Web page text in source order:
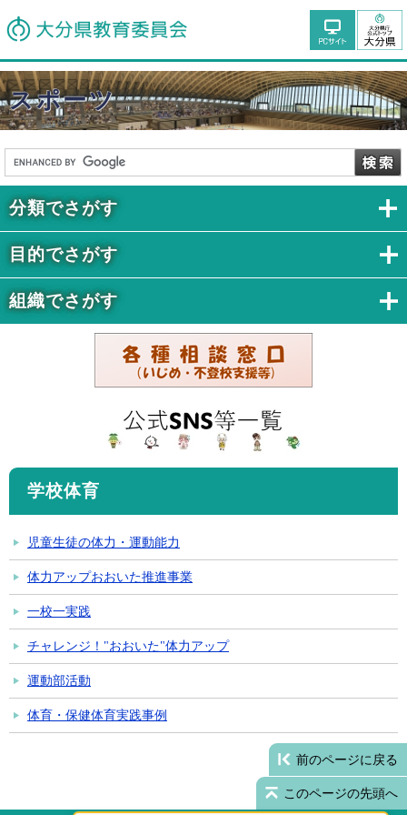
スポーツ
学校体育
児童生徒の体力・運動能力
体力アップおおいた推進事業
一校一実践
チャレンジ！"おおいた"体力アップ
運動部活動
体育・保健体育実践事例
分類でさがす
目的でさがす
組織でさがす
前のページに戻る
このページの先頭へ